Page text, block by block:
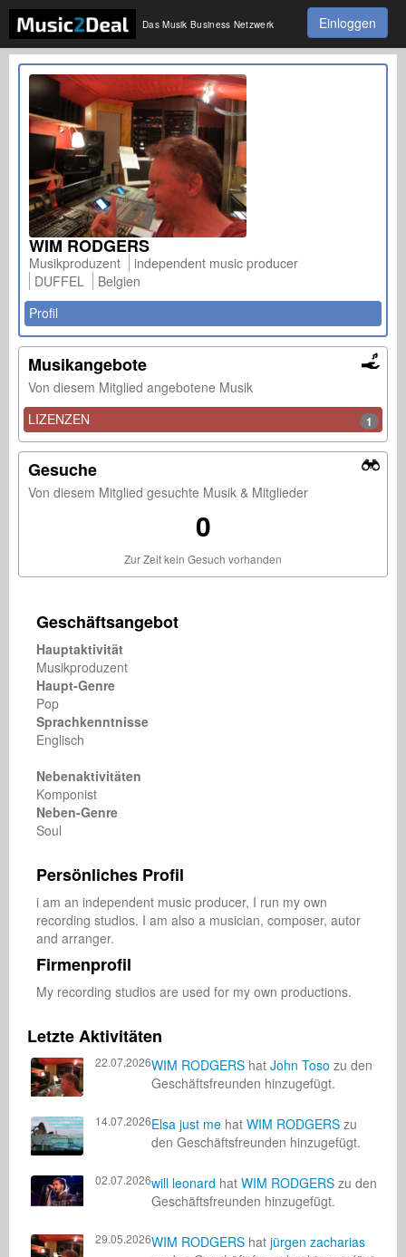
Das Musik Business Netzwerk Einloggen
WIM RODGERS
Musikproduzent
independent music producer
DUFFEL
Belgien
Profil
Musikangebote
Von diesem Mitglied angebotene Musik
LIZENZEN
1
Gesuche
Von diesem Mitglied gesuchte Musik & Mitglieder
0
Zur Zeit kein Gesuch vorhanden
Geschäftsangebot
Hauptaktivität
Musikproduzent
Haupt-Genre
Pop
Sprachkenntnisse
Englisch
Nebenaktivitäten
Komponist
Neben-Genre
Soul
Persönliches Profil
i am an independent music producer, I run my own
recording studios. I am also a musician, composer, autor
and arranger.
Firmenprofil
My recording studios are used for my own productions.
Letzte Aktivitäten
22.07.2026WIM RODGERS hat John Toso zu den
Geschäftsfreunden hinzugefügt.
14.07.2026Elsa just me hat WIM RODGERS zu
den Geschäftsfreunden hinzugefügt.
02.07.2026will leonard hat WIM RODGERS zu den
Geschäftsfreunden hinzugefügt.
29.05.2026WIM RODGERS hat jürgen zacharias